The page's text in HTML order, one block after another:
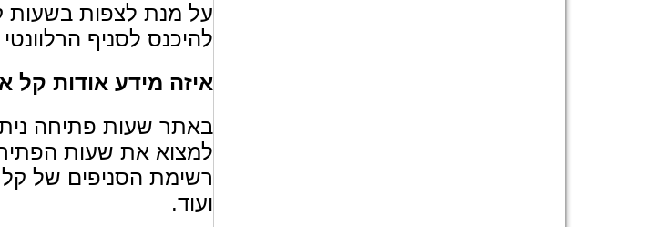
על מנת לצפות בשעות
להיכנס לסניף הרלוונטי
איזה מידע אודות קל
באתר שעות פתיחה
למצוא את שעות
רשימת הסניפים של קל
ועוד.